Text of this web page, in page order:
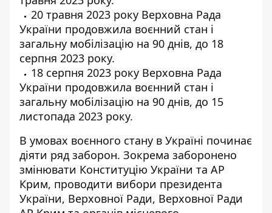
20 травня 2023 року Верховна Рада
України продовжила воєнний стан і
загальну мобілізацію на 90 днів, до 18
серпня 2023 року.
18 серпня 2023 року Верховна Рада
України продовжила воєнний стан і
загальну мобілізацію на 90 днів, до 15
листопада 2023 року.
В умовах воєнного стану в Україні починає
діяти ряд заборон. Зокрема заборонено
змінювати Конституцію України та АР
Крим, проводити вибори президента
України, Верховної Ради, Верховної Ради